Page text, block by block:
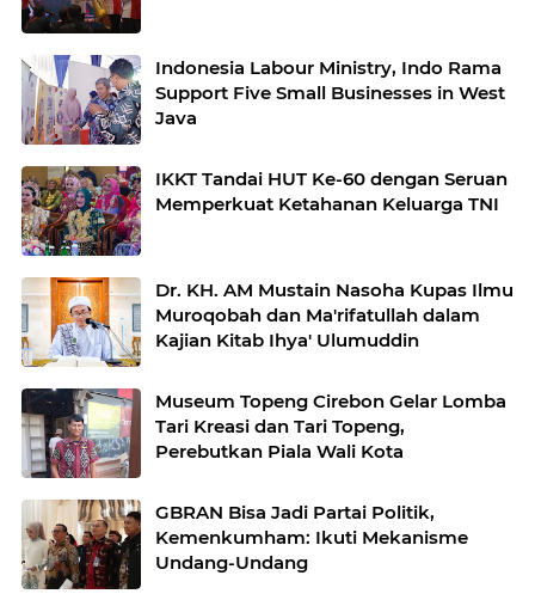
Indonesia Labour Ministry, Indo Rama
Support Five Small Businesses in West
Java
IKKT Tandai HUT Ke-60 dengan Seruan
Memperkuat Ketahanan Keluarga TNI
Dr. KH. AM Mustain Nasoha Kupas Ilmu
Muroqobah dan Ma'rifatullah dalam
Kajian Kitab Ihya' Ulumuddin
Museum Topeng Cirebon Gelar Lomba
Tari Kreasi dan Tari Topeng,
Perebutkan Piala Wali Kota
GBRAN Bisa Jadi Partai Politik,
Kemenkumham: Ikuti Mekanisme
Undang-Undang